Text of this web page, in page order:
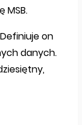
MSB.
on
danych.